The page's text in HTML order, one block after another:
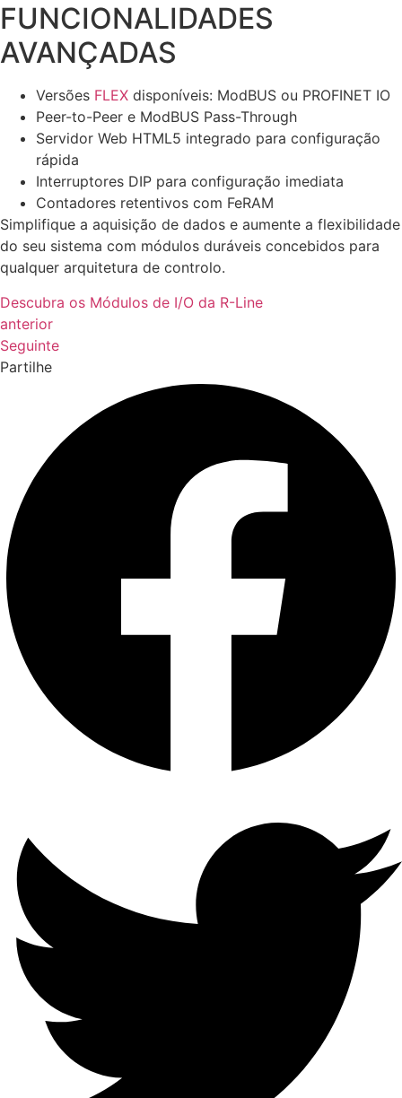
FUNCIONALIDADES
AVANÇADAS
Versões FLEX disponíveis: ModBUS ou PROFINET IO
Peer-to-Peer e ModBUS Pass-Through
Servidor Web HTML5 integrado para configuração
rápida
Interruptores DIP para configuração imediata
Contadores retentivos com FeRAM
Simplifique a aquisição de dados e aumente a flexibilidade
do seu sistema com módulos duráveis concebidos para
qualquer arquitetura de controlo.
Descubra os Módulos de I/O da R-Line
anterior
Seguinte
Partilhe